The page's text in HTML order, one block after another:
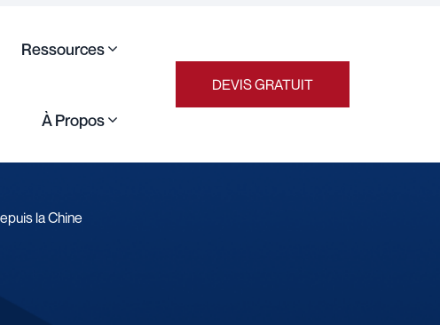
Ressources
À Propos
DEVIS GRATUIT
la Chine